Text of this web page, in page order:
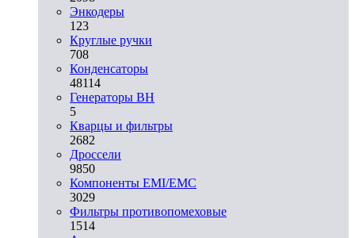
Энкодеры
123
Круглые ручки
708
Конденсаторы
48114
Генераторы ВН
5
Кварцы и фильтры
2682
Дроссели
9850
Компоненты EMI/EMC
3029
Фильтры противопомеховые
1514